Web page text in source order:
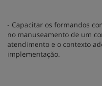
- Capacitar os formandos
no manuseamento de um
atendimento e o contexto
implementação.